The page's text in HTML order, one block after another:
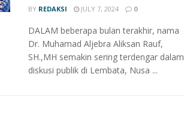
BY REDAKSI JULY 7, 2024 0
DALAM beberapa bulan terakhir, nama
Dr. Muhamad Aljebra Aliksan Rauf,
SH.,MH semakin sering terdengar dalam
diskusi publik di Lembata, Nusa ...